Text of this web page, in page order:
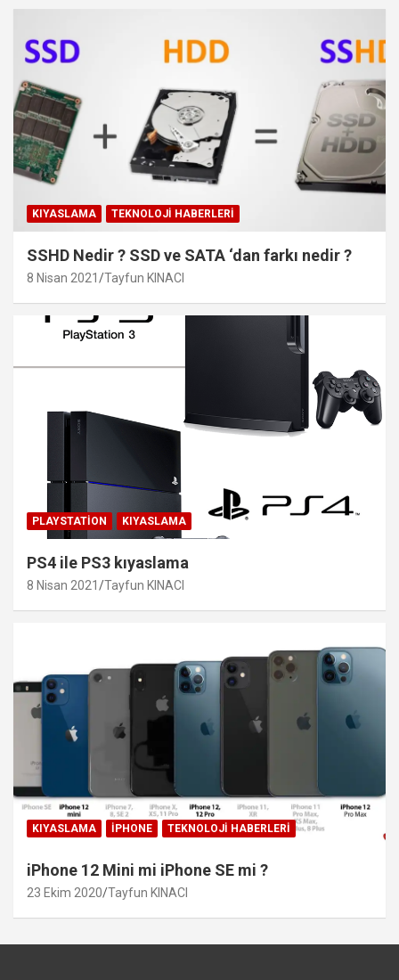
KIYASLAMA TEKNOLOJI HABERLERI
SSHD Nedir ? SSD ve SATA ‘dan farkı nedir ?
8 Nisan 2021 Tayfun KINACI
PLAYSTATION KIYASLAMA
PS4 ile PS3 kıyaslama
8 Nisan 2021 Tayfun KINACI
KIYASLAMA IPHONE TEKNOLOJI HABERLERI
iPhone 12 Mini mi iPhone SE mi ?
23 Ekim 2020 Tayfun KINACI